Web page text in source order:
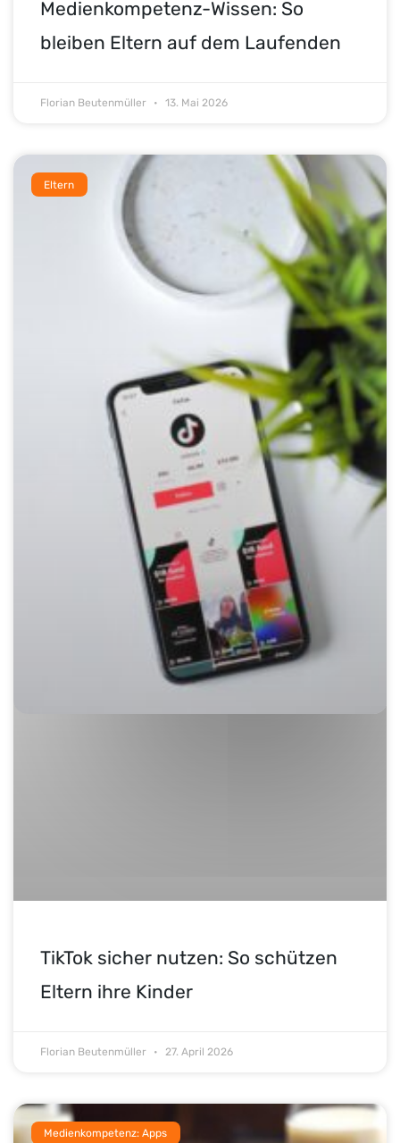
Medienkompetenz-Wissen: So
bleiben Eltern auf dem Laufenden
Florian Beutenmüller 13. Mai 2026
Eltern
TikTok sicher nutzen: So schützen
Eltern ihre Kinder
Florian Beutenmüller 27. April 2026
Medienkompetenz: Apps